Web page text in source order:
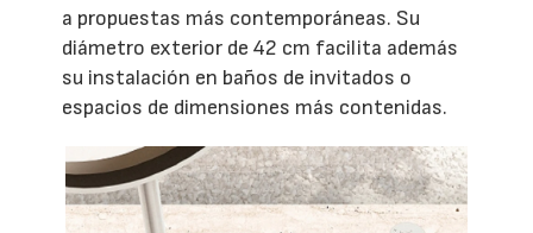
a propuestas más contemporáneas. Su
diámetro exterior de 42 cm facilita además
su instalación en baños de invitados o
espacios de dimensiones más contenidas.